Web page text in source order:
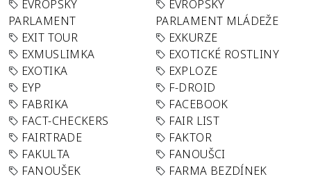
EVROPSKÝ
PARLAMENT
EVROPSKÝ
PARLAMENT MLÁDEŽE
EXIT TOUR
EXKURZE
EXMUSLIMKA
EXOTICKÉ ROSTLINY
EXOTIKA
EXPLOZE
EYP
F-DROID
FABRIKA
FACEBOOK
FACT-CHECKERS
FAIR LIST
FAIRTRADE
FAKTOR
FAKULTA
FANOUŠCI
FANOUŠEK
FARMA BEZDÍNEK